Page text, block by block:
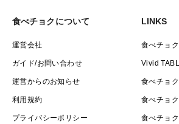
食べチョクについて
運営会社
ガイド/お問い合わせ
運営からのお知らせ
利用規約
プライバシーポリシー
LINKS
食べチョ
Vivid
食べチョ
食べチョ
食べチョ